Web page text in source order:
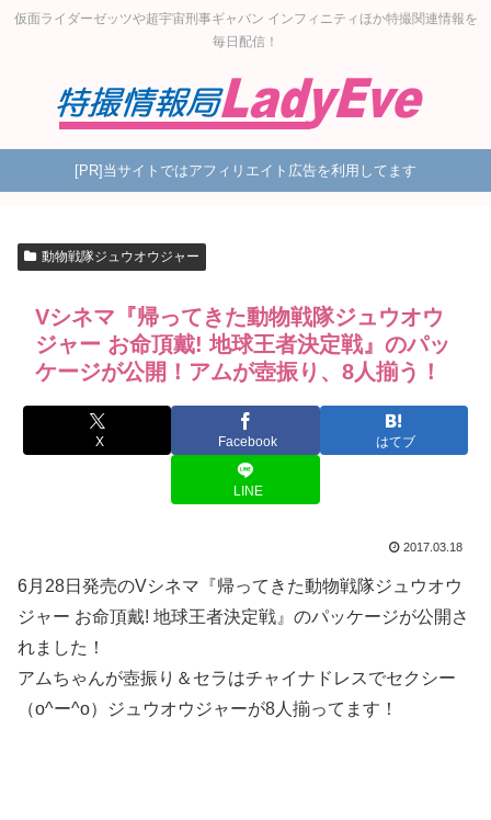
仮面ライダーゼッツや超宇宙刑事ギャバン インフィニティほか特撮関連情報を
毎日配信！
[PR]当サイトではアフィリエイト広告を利用してます
動物戦隊ジュウオウジャー
Vシネマ『帰ってきた動物戦隊ジュウオウ
ジャー お命頂戴! 地球王者決定戦』のパッ
ケージが公開！アムが壺振り、8人揃う！
X Facebook はてブ
LINE
2017.03.18
6月28日発売のVシネマ『帰ってきた動物戦隊ジュウオウ
ジャー お命頂戴! 地球王者決定戦』のパッケージが公開さ
れました！
アムちゃんが壺振り＆セラはチャイナドレスでセクシー
（o^ー^o）ジュウオウジャーが8人揃ってます！